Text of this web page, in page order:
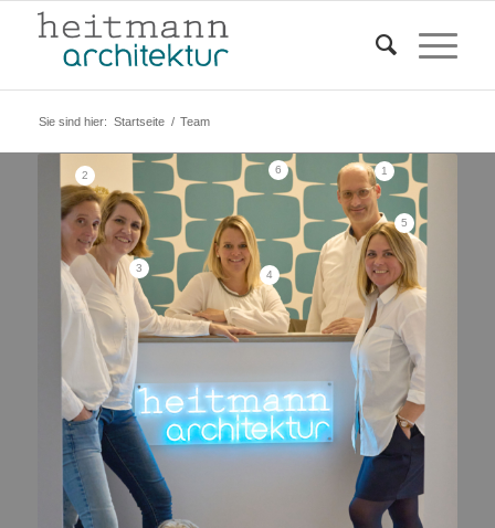
Sie sind hier: Startseite / Team
1
2
3
4
5
6